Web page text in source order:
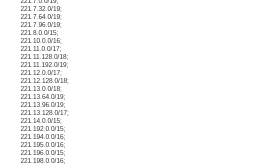
221.7.32.0/19;
221.7.64.0/19;
221.7.96.0/19;
221.8.0.0/15;
221.10.0.0/16;
221.11.0.0/17;
221.11.128.0/18;
221.11.192.0/19;
221.12.0.0/17;
221.12.128.0/18;
221.13.0.0/18;
221.13.64.0/19;
221.13.96.0/19;
221.13.128.0/17;
221.14.0.0/15;
221.192.0.0/15;
221.194.0.0/16;
221.195.0.0/16;
221.196.0.0/15;
221.198.0.0/16;